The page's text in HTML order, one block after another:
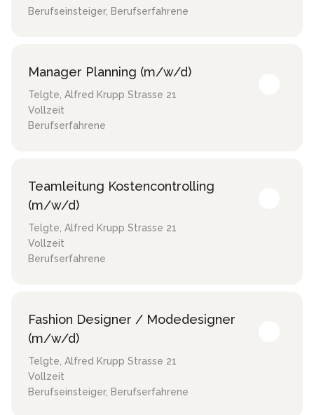
Berufseinsteiger, Berufserfahrene
Manager Planning (m/w/d)
Telgte, Alfred Krupp Strasse 21
Vollzeit
Berufserfahrene
Teamleitung Kostencontrolling
(m/w/d)
Telgte, Alfred Krupp Strasse 21
Vollzeit
Berufserfahrene
Fashion Designer / Modedesigner
(m/w/d)
Telgte, Alfred Krupp Strasse 21
Vollzeit
Berufseinsteiger, Berufserfahrene